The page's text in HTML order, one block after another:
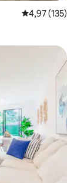
4,97 av 5 i
4,97 (135)